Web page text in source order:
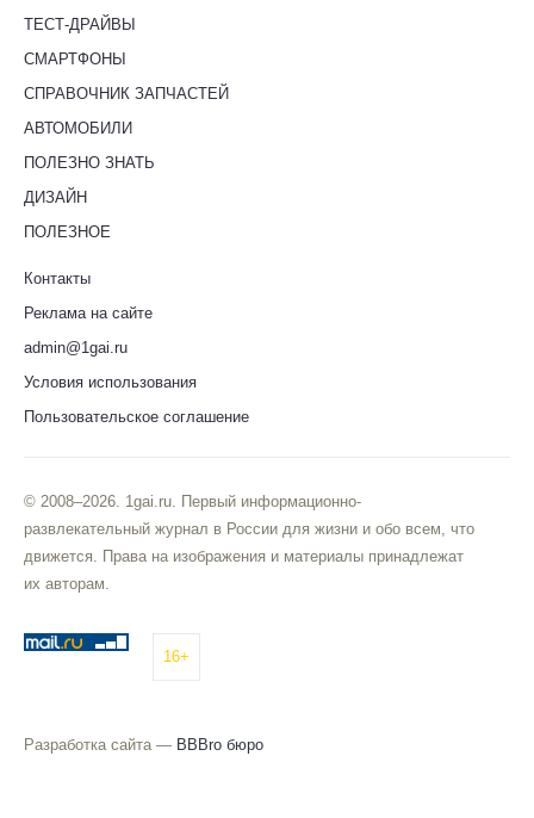
ТЕСТ-ДРАЙВЫ
СМАРТФОНЫ
СПРАВОЧНИК ЗАПЧАСТЕЙ
АВТОМОБИЛИ
ПОЛЕЗНО ЗНАТЬ
ДИЗАЙН
ПОЛЕЗНОЕ
Контакты
Реклама на сайте
admin@1gai.ru
Условия использования
Пользовательское соглашение
© 2008–2026. 1gai.ru. Первый информационно-
развлекательный журнал в России для жизни и обо всем, что
движется. Права на изображения и материалы принадлежат
их авторам.
16+
Разработка сайта — BBBro бюро